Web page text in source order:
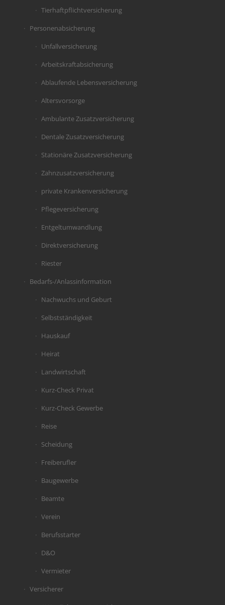
Tierhaftpflichtversicherung
Personenabsicherung
Unfallversicherung
Arbeitskraftabsicherung
Ablaufende Lebensversicherung
Altersvorsorge
Ambulante Zusatzversicherung
Dentale Zusatzversicherung
Stationäre Zusatzversicherung
Zahnzusatzversicherung
private Krankenversicherung
Pflegeversicherung
Entgeltumwandlung
Direktversicherung
Riester
Bedarfs-/Anlassinformation
Nachwuchs und Geburt
Selbstständigkeit
Hauskauf
Heirat
Landwirtschaft
Kurz-Check Privat
Kurz-Check Gewerbe
Reise
Scheidung
Freiberufler
Baugewerbe
Beamte
Verein
Berufsstarter
D&O
Vermieter
Versicherer